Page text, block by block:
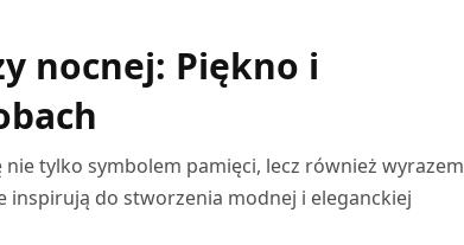
nocnej: Piękno i
nie tylko symbolem pamięci, lecz również wyrazem
do stworzenia modnej i eleganckiej